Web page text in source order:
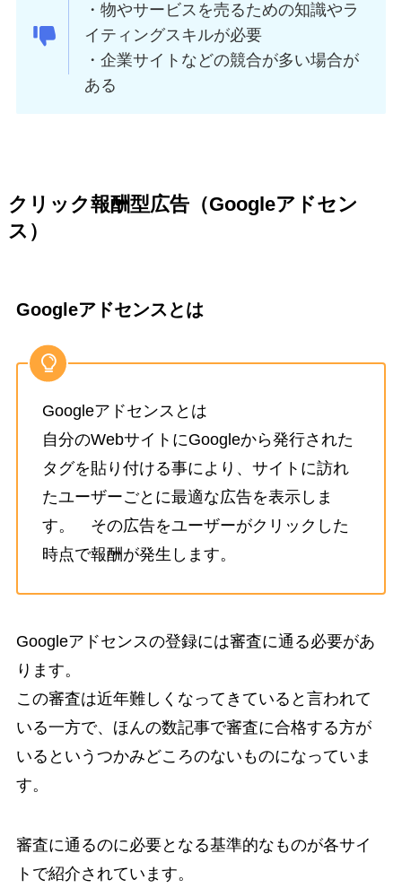
・物やサービスを売るための知識やラ
イティングスキルが必要
・企業サイトなどの競合が多い場合が
ある
クリック報酬型広告（Googleアドセン
ス）
Googleアドセンスとは
Googleアドセンスとは
自分のWebサイトにGoogleから発行された
タグを貼り付ける事により、サイトに訪れ
たユーザーごとに最適な広告を表示しま
す。 その広告をユーザーがクリックした
時点で報酬が発生します。
Googleアドセンスの登録には審査に通る必要があ
ります。
この審査は近年難しくなってきていると言われて
いる一方で、ほんの数記事で審査に合格する方が
いるというつかみどころのないものになっていま
す。
審査に通るのに必要となる基準的なものが各サイ
トで紹介されています。